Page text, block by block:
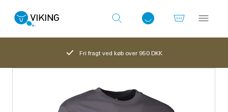
Fri fragt ved køb over 950 DKK